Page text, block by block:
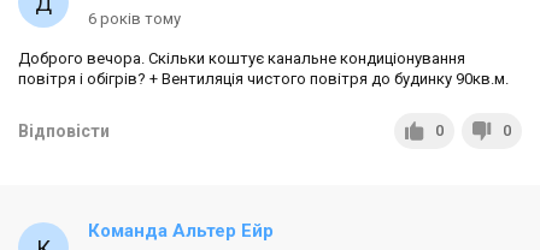
6 років тому
Доброго вечора. Скільки коштує канальне кондиціонування
повітря і обігрів? + Вентиляція чистого повітря до будинку 90кв.м.
Відповісти 0 0
Команда Альтер Ейр